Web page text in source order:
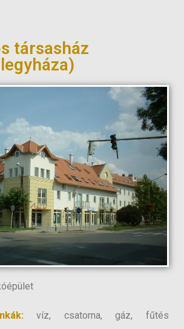
társasház
víz, csatorna, gáz, fűtés